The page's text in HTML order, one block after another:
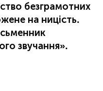
безграмотних
на ницість.
звучання».